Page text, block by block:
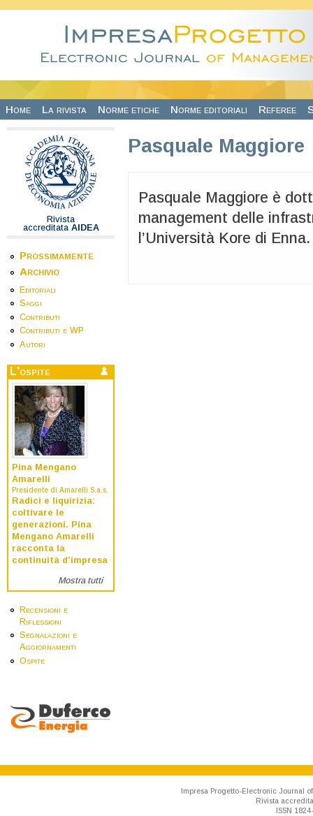
Home La rivista Norme etiche Norme editoriali Referee
Rivista
accreditata AIDEA
Prossimamente
Archivio
Editoriali
Saggi
Contributi
Contributi e WP
Autori
L'ospite
Pina Mengano
Amarelli
Presidente di Amarelli S.a.s.
Radici e liquirizia:
coltivare le
generazioni. Pina
Mengano Amarelli
racconta la
continuità d’impresa
Mostra tutti
Recensioni e
Riflessioni
Segnalazioni e
Aggiornamenti
Ospite
Pasquale Maggiore
Pasquale Maggiore è
management delle
l’Università Kore di Enna.
Impresa Progetto-Electronic Journal
Rivista
ISSN